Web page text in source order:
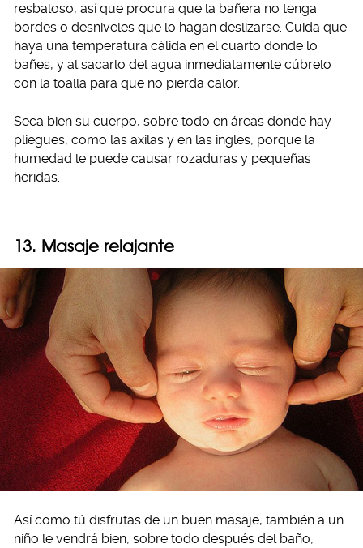
resbaloso, así que procura que la bañera no tenga
bordes o desniveles que lo hagan deslizarse. Cuida que
haya una temperatura cálida en el cuarto donde lo
bañes, y al sacarlo del agua inmediatamente cúbrelo
con la toalla para que no pierda calor.
Seca bien su cuerpo, sobre todo en áreas donde hay
pliegues, como las axilas y en las ingles, porque la
humedad le puede causar rozaduras y pequeñas
heridas.
13. Masaje relajante
Así como tú disfrutas de un buen masaje, también a un
niño le vendrá bien, sobre todo después del baño,